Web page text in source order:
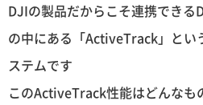
DJIの製品だからこそ連携できる
の中にある「ActiveTrack」とい
ステムです
このActiveTrack性能はどんなも